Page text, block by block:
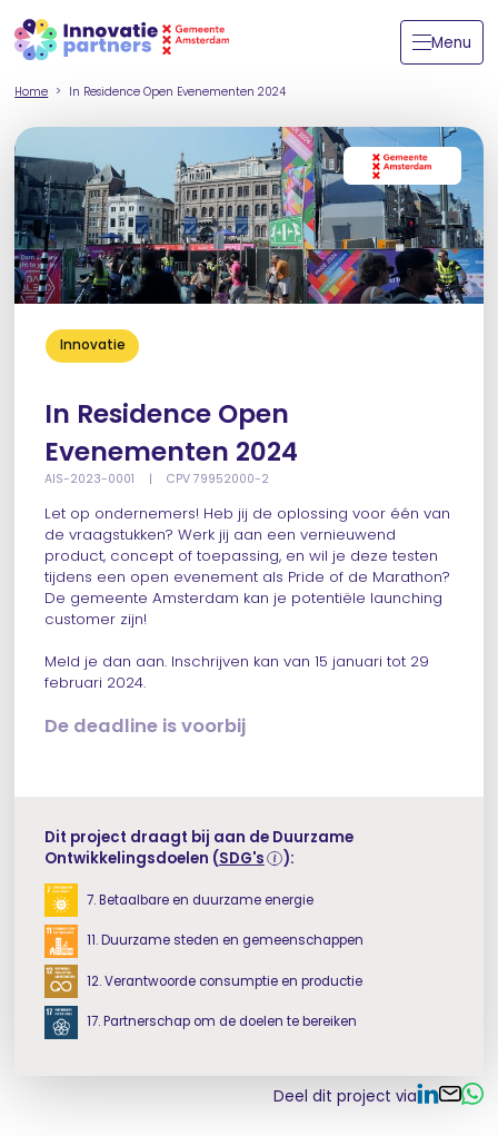
Menu
Home In Residence Open Evenementen 2024
Innovatie
In Residence Open
Evenementen 2024
AIS-2023-0001 | CPV 79952000-2
Let op ondernemers! Heb jij de oplossing voor één van
de vraagstukken? Werk jij aan een vernieuwend
product, concept of toepassing, en wil je deze testen
tijdens een open evenement als Pride of de Marathon?
De gemeente Amsterdam kan je potentiële launching
customer zijn!
Meld je dan aan. Inschrijven kan van 15 januari tot 29
februari 2024.
De deadline is voorbij
Dit project draagt bij aan de Duurzame
Ontwikkelingsdoelen (SDG's ):
7. Betaalbare en duurzame energie
11. Duurzame steden en gemeenschappen
12. Verantwoorde consumptie en productie
17. Partnerschap om de doelen te bereiken
Deel dit project via